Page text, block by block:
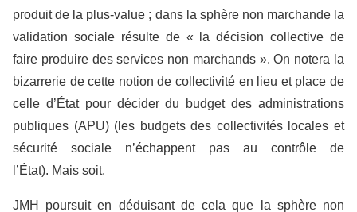
produit de la plus-value ; dans la sphère non marchande la
validation sociale résulte de « la décision collective de
faire produire des services non marchands ». On notera la
bizarrerie de cette notion de collectivité en lieu et place de
celle d’État pour décider du budget des administrations
publiques (APU) (les budgets des collectivités locales et
sécurité sociale n’échappent pas au contrôle de
l’État). Mais soit.
JMH poursuit en déduisant de cela que la sphère non